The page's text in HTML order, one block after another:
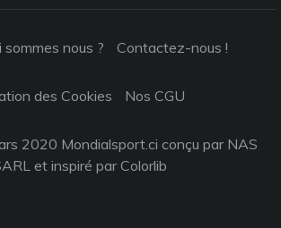
sommes nous ? Contactez-nous !
des Cookies Nos CGU
2020 Mondialsport.ci conçu par NAS
et inspiré parColorlib